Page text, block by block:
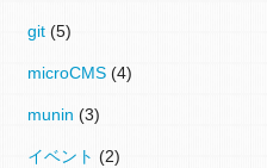
git (5)
microCMS (4)
munin (3)
イベント (2)